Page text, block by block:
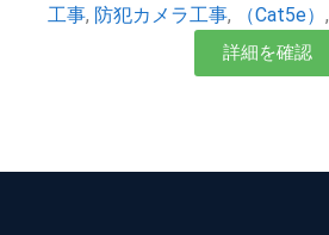
工事, 防犯カメラ工事, （Cat5e）,
詳細を確認